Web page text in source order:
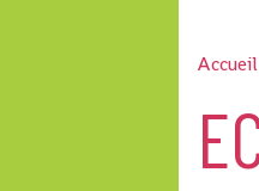
Accueil